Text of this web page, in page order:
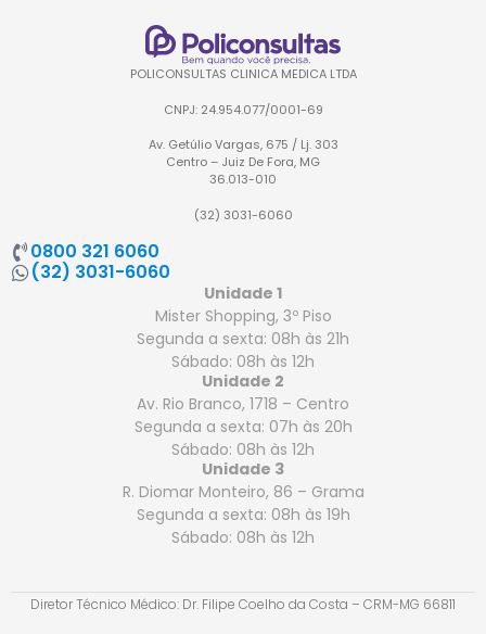
POLICONSULTAS CLINICA MEDICA LTDA
CNPJ: 24.954.077/0001-69
Av. Getúlio Vargas, 675 / Lj. 303
Centro – Juiz De Fora, MG
36.013-010
(32) 3031-6060
0800 321 6060
(32) 3031-6060
Unidade 1
Mister Shopping, 3º Piso
Segunda a sexta: 08h às 21h
Sábado: 08h às 12h
Unidade 2
Av. Rio Branco, 1718 – Centro
Segunda a sexta: 07h às 20h
Sábado: 08h às 12h
Unidade 3
R. Diomar Monteiro, 86 – Grama
Segunda a sexta: 08h às 19h
Sábado: 08h às 12h
Diretor Técnico Médico: Dr. Filipe Coelho da Costa – CRM-MG 66811